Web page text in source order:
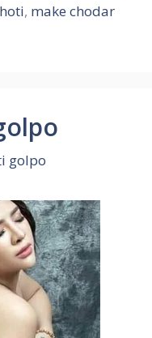
, make chodar
golpo